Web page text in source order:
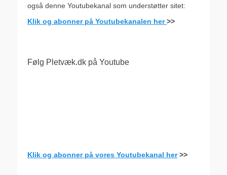
også denne Youtubekanal som understøtter sitet:
Klik og abonner på Youtubekanalen her>>
Følg Pletvæk.dk på Youtube
Klik og abonner på vores Youtubekanal her>>